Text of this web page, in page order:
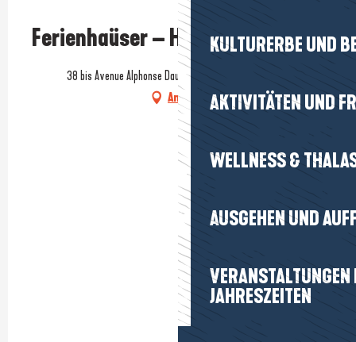
KULTURERBE UND
AKTIVITÄTEN UND
WELLNESS &
AUSGEHEN UND
JAHRESZEITEN
Ferienhaüser – Herr Le Floch
Prestataire engagé dans une démarche écoresponsable
38 bis Avenue Alphonse Daudet, 44420 Piriac-sur-Mer
Anfahrt